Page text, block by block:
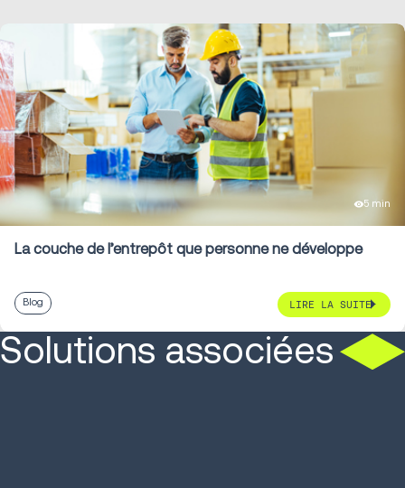
5 min
La couche de l’entrepôt que personne ne développe
Blog LIRE LA SUITE
Solutions associées